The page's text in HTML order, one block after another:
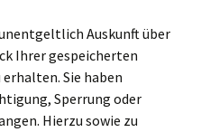
Auskunft über
Ihrer gespeicherten
Sie haben
Sperrung oder
Hierzu sowie zu